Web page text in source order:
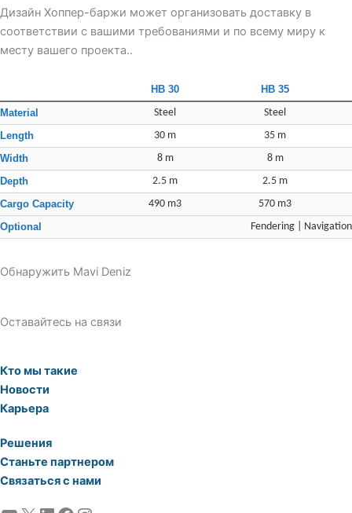
Дизайн Хоппер-баржи может организовать доставку в
соответствии с вашими требованиями и по всему миру к
месту вашего проекта..
HB 30
HB 35
Material
Steel
Steel
Length
30 m
35 m
Width
8 m
8 m
Depth
2.5 m
2.5 m
Cargo Capacity
490 m3
570 m3
Optional
Fendering |
Обнаружить Mavi Deniz
Оставайтесь на связи
Кто мы такие
Новости
Карьера
Решения
Станьте партнером
Связаться с нами